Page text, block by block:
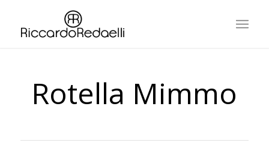
Rotella Mimmo